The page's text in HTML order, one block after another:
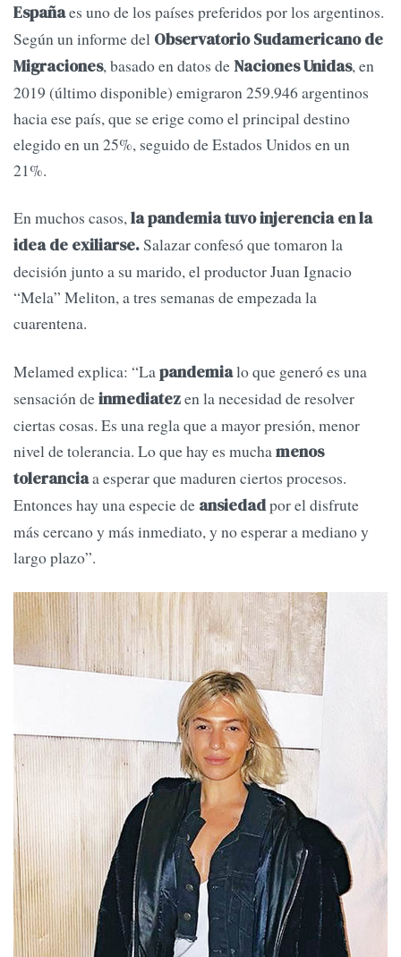
Españaes uno de los países preferidos por los argentinos.
Según un informe del Observatorio Sudamericano de
Migraciones, basado en datos deNaciones Unidas, en
2019 (último disponible) emigraron 259.946 argentinos
hacia ese país, que se erige como el principal destino
elegido en un 25%, seguido de Estados Unidos en un
21%.
En muchos casos,la pandemia tuvo injerencia en la
idea de exiliarse.Salazar confesó que tomaron la
decisión junto a su marido, el productor Juan Ignacio
“Mela” Meliton, a tres semanas de empezada la
cuarentena.
Melamed explica: “Lapandemialo que generó es una
sensación deinmediatezen la necesidad de resolver
ciertas cosas. Es una regla que a mayor presión, menor
nivel de tolerancia. Lo que hay es muchamenos
toleranciaa esperar que maduren ciertos procesos.
Entonces hay una especie de ansiedadpor el disfrute
más cercano y más inmediato, y no esperar a mediano y
largo plazo”.